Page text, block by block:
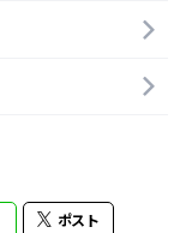
ポスト